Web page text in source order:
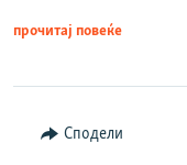
прочитај повеќе
Сподели